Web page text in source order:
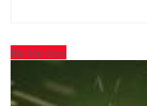
Bài tiếp theo